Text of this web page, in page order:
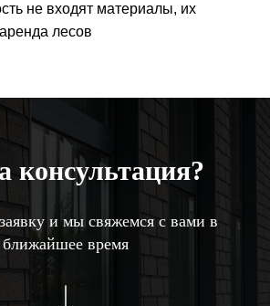
не входят материалы, их
лесов
консультация?
и мы свяжемся с вами в
ближайшее время
мы свяжемся с
ПОМОЧЬ